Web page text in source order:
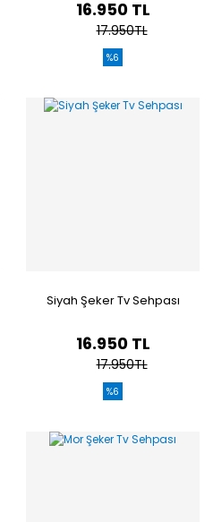
16.950 TL
17.950TL
%6
Siyah Şeker Tv Sehpası
16.950 TL
17.950TL
%6